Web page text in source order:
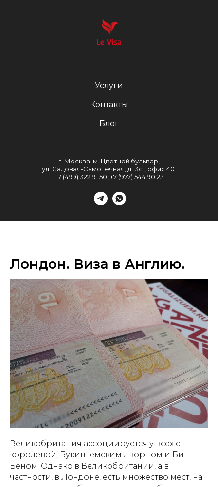
Услуги
Контакты
Блог
г. Москва, м. Цветной бульвар,
ул. Садовая-Самотечная, д.13с1, офис 401
+7 (499) 322 91 50, +7 (977) 544 90 23
Лондон. Виза в Англию.
Великобритания ассоциируется у всех с
королевой, Букингемским дворцом и Биг
Беном. Однако в Великобритании, а в
частности, в Лондоне, есть множество мест, на